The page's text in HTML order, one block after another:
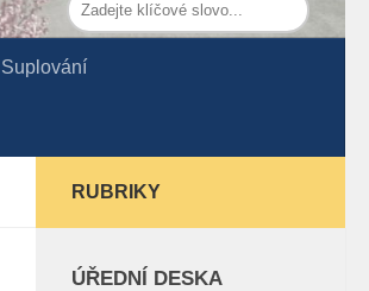
Suplování
RUBRIKY
ÚŘEDNÍ DESKA